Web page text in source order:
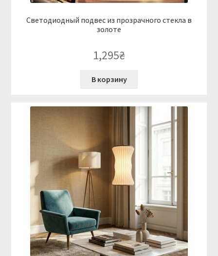
Светодиодный подвес из прозрачного стекла в
золоте
1,295₴
В корзину